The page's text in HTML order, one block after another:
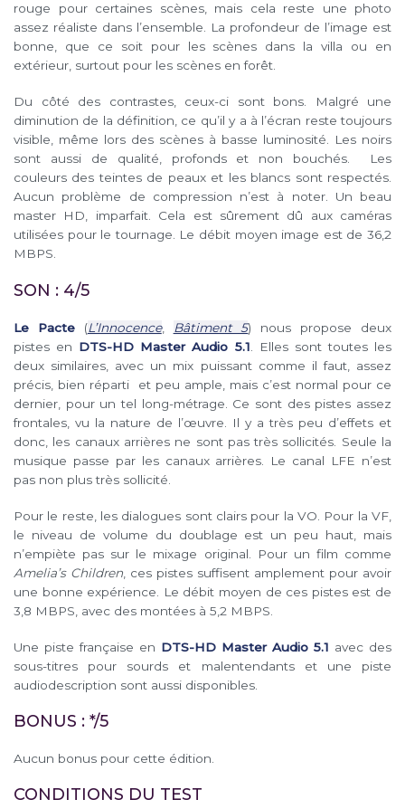
rouge pour certaines scènes, mais cela reste une photo
assez réaliste dans l’ensemble. La profondeur de l’image est
bonne, que ce soit pour les scènes dans la villa ou en
extérieur, surtout pour les scènes en forêt.
Du côté des contrastes, ceux-ci sont bons. Malgré une
diminution de la définition, ce qu’il y a à l’écran reste toujours
visible, même lors des scènes à basse luminosité. Les noirs
sont aussi de qualité, profonds et non bouchés. Les
couleurs des teintes de peaux et les blancs sont respectés.
Aucun problème de compression n’est à noter. Un beau
master HD, imparfait. Cela est sûrement dû aux caméras
utilisées pour le tournage. Le débit moyen image est de 36,2
MBPS.
SON : 4/5
Le Pacte(L’Innocence, Bâtiment 5) nous propose deux
pistes en DTS-HD Master Audio 5.1 . Elles sont toutes les
deux similaires, avec un mix puissant comme il faut, assez
précis, bien réparti et peu ample, mais c’est normal pour ce
dernier, pour un tel long-métrage. Ce sont des pistes assez
frontales, vu la nature de l’œuvre. Il y a très peu d’effets et
donc, les canaux arrières ne sont pas très sollicités. Seule la
musique passe par les canaux arrières. Le canal LFE n’est
pas non plus très sollicité.
Pour le reste, les dialogues sont clairs pour la VO. Pour la VF,
le niveau de volume du doublage est un peu haut, mais
n’empiète pas sur le mixage original. Pour un film comme
Amelia’s Children , ces pistes suffisent amplement pour avoir
une bonne expérience. Le débit moyen de ces pistes est de
3,8 MBPS, avec des montées à 5,2 MBPS.
Une piste française en DTS-HD Master Audio 5.1 avec des
sous-titres pour sourds et malentendants et une piste
audiodescription sont aussi disponibles.
BONUS : */5
Aucun bonus pour cette édition.
CONDITIONS DU TEST